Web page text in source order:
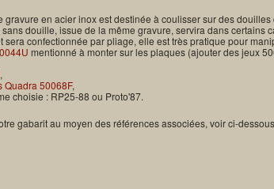
gravure en acier inox est destinée à coulisser sur des
douille, issue de la même gravure, servira dans certains
confectionnée par pliage, elle est très pratique pour
mentionné à monter sur les plaques (ajouter des jeux
,
Quadra 50068F,
choisie : RP25-88 ou Proto'87.
gabarit au moyen des références associées, voir ci-